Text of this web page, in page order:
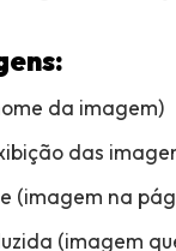
da imagem)
das
(imagem na
(imagem